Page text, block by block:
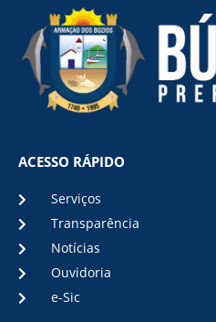
ACESSO RÁPIDO
Serviços
Transparência
Notícias
Ouvidoria
e-Sic